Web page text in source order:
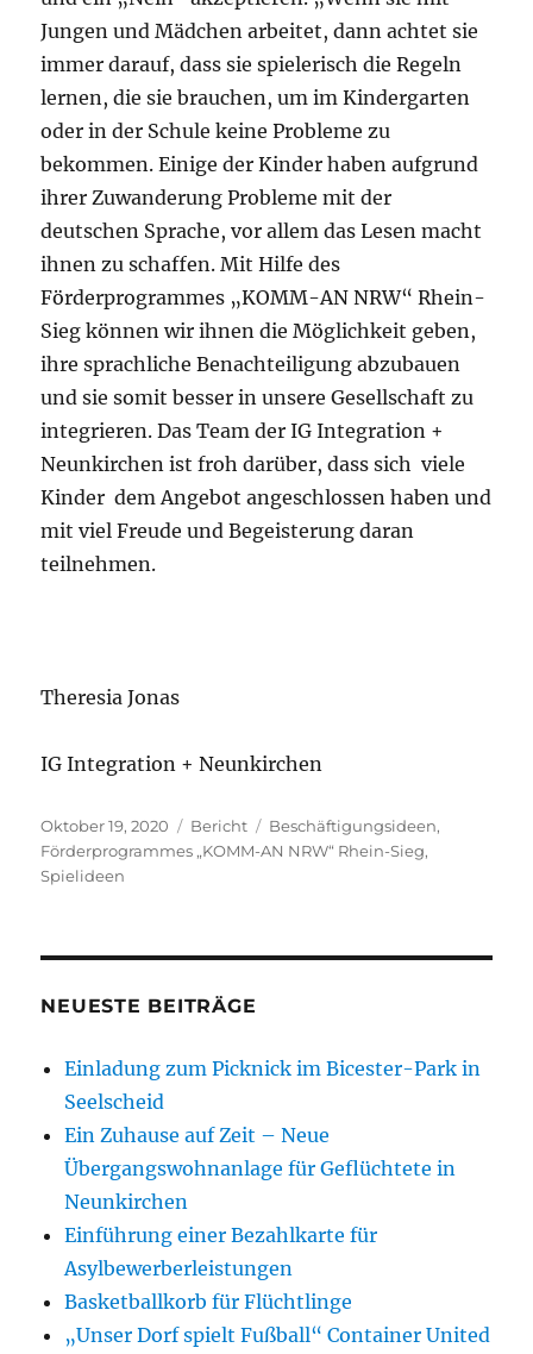
Jungen und Mädchen arbeitet, dann achtet sie
immer darauf, dass sie spielerisch die Regeln
lernen, die sie brauchen, um im Kindergarten
oder in der Schule keine Probleme zu
bekommen. Einige der Kinder haben aufgrund
ihrer Zuwanderung Probleme mit der
deutschen Sprache, vor allem das Lesen macht
ihnen zu schaffen. Mit Hilfe des
Förderprogrammes „KOMM-AN NRW“ Rhein-
Sieg können wir ihnen die Möglichkeit geben,
ihre sprachliche Benachteiligung abzubauen
und sie somit besser in unsere Gesellschaft zu
integrieren. Das Team der IG Integration +
Neunkirchen ist froh darüber, dass sich viele
Kinder dem Angebot angeschlossen haben und
mit viel Freude und Begeisterung daran
teilnehmen.
Theresia Jonas
IG Integration + Neunkirchen
Veröffentlicht
am
Oktober 19, 2020 Kategorien
Bericht Schlagwörter
Beschäftigungsideen,
Förderprogrammes „KOMM-AN NRW“ Rhein-Sieg,
Spielideen
NEUESTE BEITRÄGE
Einladung zum Picknick im Bicester-Park in
Seelscheid
Ein Zuhause auf Zeit – Neue
Übergangswohnanlage für Geflüchtete in
Neunkirchen
Einführung einer Bezahlkarte für
Asylbewerberleistungen
Basketballkorb für Flüchtlinge
„Unser Dorf spielt Fußball“ Container United